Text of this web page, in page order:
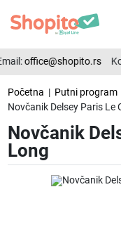
office@shopito.rs
Početna | Putni program
Novčanik Delsey Paris Le
Novčanik
Long